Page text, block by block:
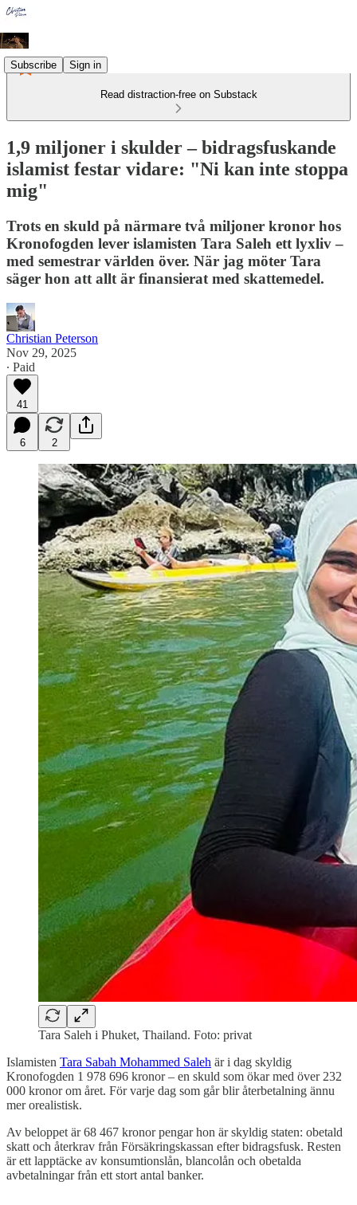
Subscribe Sign in
Read distraction-free on Substack
1,9 miljoner i skulder – bidragsfuskande
islamist festar vidare: "Ni kan inte stoppa
mig"
Trots en skuld på närmare två miljoner kronor hos
Kronofogden lever islamisten Tara Saleh ett lyxliv –
med semestrar världen över. När jag möter Tara
säger hon att allt är finansierat med skattemedel.
Christian Peterson
Nov 29, 2025
∙ Paid
41
6 2
Tara Saleh i Phuket, Thailand. Foto: privat
Islamisten Tara Sabah Mohammed Saleh är i dag skyldig
Kronofogden 1 978 696 kronor – en skuld som ökar med över 232
000 kronor om året. För varje dag som går blir återbetalning ännu
mer orealistisk.
Av beloppet är 68 467 kronor pengar hon är skyldig staten: obetald
skatt och återkrav från Försäkringskassan efter bidragsfusk. Resten
är ett lapptäcke av konsumtionslån, blancolån och obetalda
avbetalningar från ett stort antal banker.